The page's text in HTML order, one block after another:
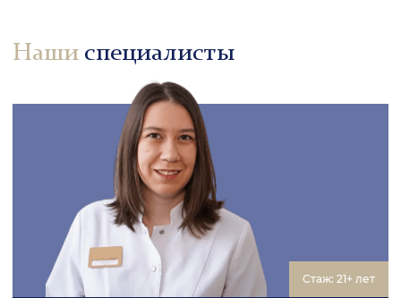
Наши специалисты
Стаж: 21+ лет